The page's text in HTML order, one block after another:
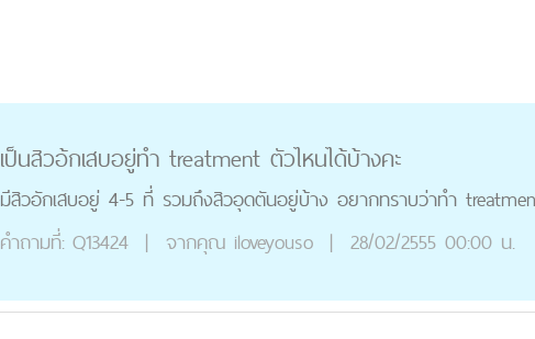
เป็นสิวอ้กเสบอยู่ทำ treatment ตัวไหนได้บ้างคะ
มีสิวอักเสบอยู่ 4-5 ที่ รวมถึงสิวอุดตันอยู่บ้าง อยากทราบว่าทำ
คำถามที่: Q13424 | จากคุณ iloveyouso | 28/02/2555 00:00 น.